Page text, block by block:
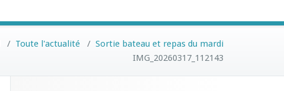
/ Toute l'actualité / Sortie bateau et repas du mardi
IMG_20260317_112143